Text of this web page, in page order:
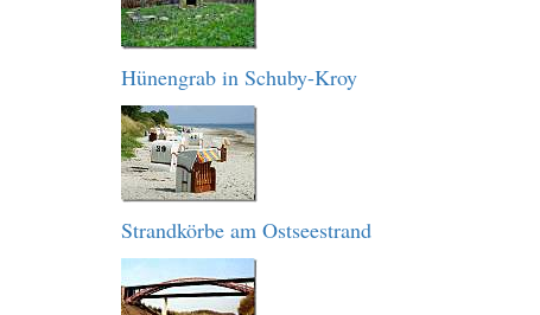
Hünengrab in Schuby-Kroy
Strandkörbe am Ostseestrand